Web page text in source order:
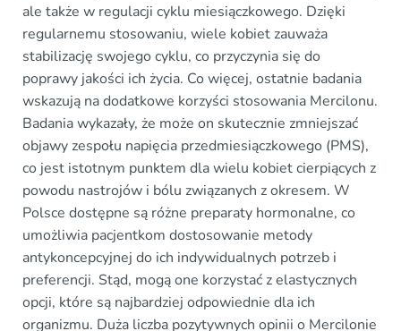
ale także w regulacji cyklu miesiączkowego. Dzięki
regularnemu stosowaniu, wiele kobiet zauważa
stabilizację swojego cyklu, co przyczynia się do
poprawy jakości ich życia. Co więcej, ostatnie badania
wskazują na dodatkowe korzyści stosowania Mercilonu.
Badania wykazały, że może on skutecznie zmniejszać
objawy zespołu napięcia przedmiesiączkowego (PMS),
co jest istotnym punktem dla wielu kobiet cierpiących z
powodu nastrojów i bólu związanych z okresem. W
Polsce dostępne są różne preparaty hormonalne, co
umożliwia pacjentkom dostosowanie metody
antykoncepcyjnej do ich indywidualnych potrzeb i
preferencji. Stąd, mogą one korzystać z elastycznych
opcji, które są najbardziej odpowiednie dla ich
organizmu. Duża liczba pozytywnych opinii o Mercilonie